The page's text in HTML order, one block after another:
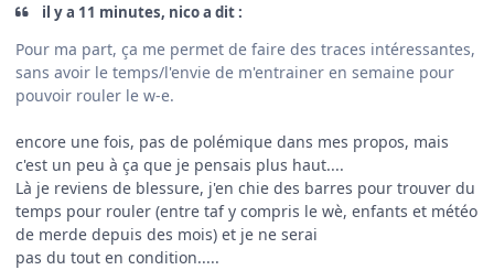
il y a 11 minutes, nico a dit :
Pour ma part, ça me permet de faire des traces intéressantes,
sans avoir le temps/l'envie de m'entrainer en semaine pour
pouvoir rouler le w-e.
encore une fois, pas de polémique dans mes propos, mais
c'est un peu à ça que je pensais plus haut....
Là je reviens de blessure, j'en chie des barres pour trouver du
temps pour rouler (entre taf y compris le wè, enfants et météo
de merde depuis des mois) et je ne serai
pas du tout en condition.....